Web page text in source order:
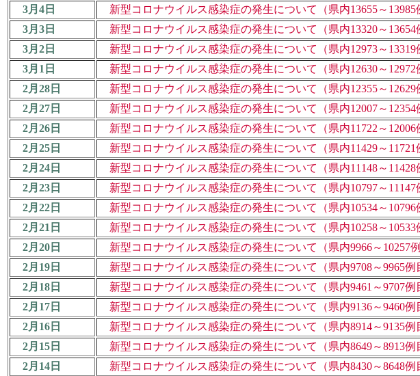
3月4日
新型コロナウイルス感染症の発生について（県内13655～13985
3月3日
新型コロナウイルス感染症の発生について（県内13320～13654
3月2日
新型コロナウイルス感染症の発生について（県内12973～13319
3月1日
新型コロナウイルス感染症の発生について（県内12630～12972
2月28日
新型コロナウイルス感染症の発生について（県内12355～12629
2月27日
新型コロナウイルス感染症の発生について（県内12007～12354
2月26日
新型コロナウイルス感染症の発生について（県内11722～12006
2月25日
新型コロナウイルス感染症の発生について（県内11429～11721
2月24日
新型コロナウイルス感染症の発生について（県内11148～11428
2月23日
新型コロナウイルス感染症の発生について（県内10797～11147
2月22日
新型コロナウイルス感染症の発生について（県内10534～10796
2月21日
新型コロナウイルス感染症の発生について（県内10258～10533
2月20日
新型コロナウイルス感染症の発生について（県内9966～10257例
2月19日
新型コロナウイルス感染症の発生について（県内9708～9965例
2月18日
新型コロナウイルス感染症の発生について（県内9461～9707例
2月17日
新型コロナウイルス感染症の発生について（県内9136～9460例
2月16日
新型コロナウイルス感染症の発生について（県内8914～9135例
2月15日
新型コロナウイルス感染症の発生について（県内8649～8913例
2月14日
新型コロナウイルス感染症の発生について（県内8430～8648例